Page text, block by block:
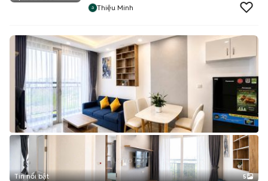
Thiệu Minh
Tin nổi bật 5